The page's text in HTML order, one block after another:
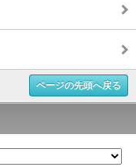
ページの先頭へ戻る